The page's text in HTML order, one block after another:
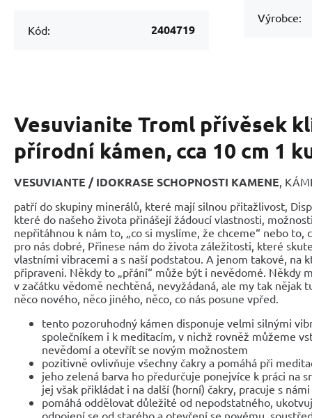
Kód: 2404719
Výrobce:
Vesuvianite Troml přívěsek
přírodní kámen, cca 10 cm 1
VESUVIANTE / IDOKRASE SCHOPNOSTI KAMENE ,
patří do skupiny minerálů, které mají silnou přitažlivost,
které do našeho života přinášejí žádoucí vlastnosti,
nepřitáhnou k nám to, „co si myslíme, že chceme“ nebo to,
pro nás dobré, Přinese nám do života záležitosti, které
vlastními vibracemi a s naší podstatou. A jenom takové, na
připraveni. Někdy to „přání“ může být i nevědomé. Někdy
v začátku vědomě nechtěná, nevyžádaná, ale my tak nějak
něco nového, něco jiného, něco, co nás posune vpřed.
tento pozoruhodný kámen disponuje velmi silnými
společníkem i k meditacím, v nichž rovněž můžeme
nevědomí a otevřít se novým možnostem
pozitivně ovlivňuje všechny čakry a pomáhá při
jeho zelená barva ho předurčuje ponejvíce k práci na
jej však přikládat i na další (horní) čakry, pracuje s
pomáhá oddělovat důležité od nepodstatného,
odpojení se od starého a otevření se novému,